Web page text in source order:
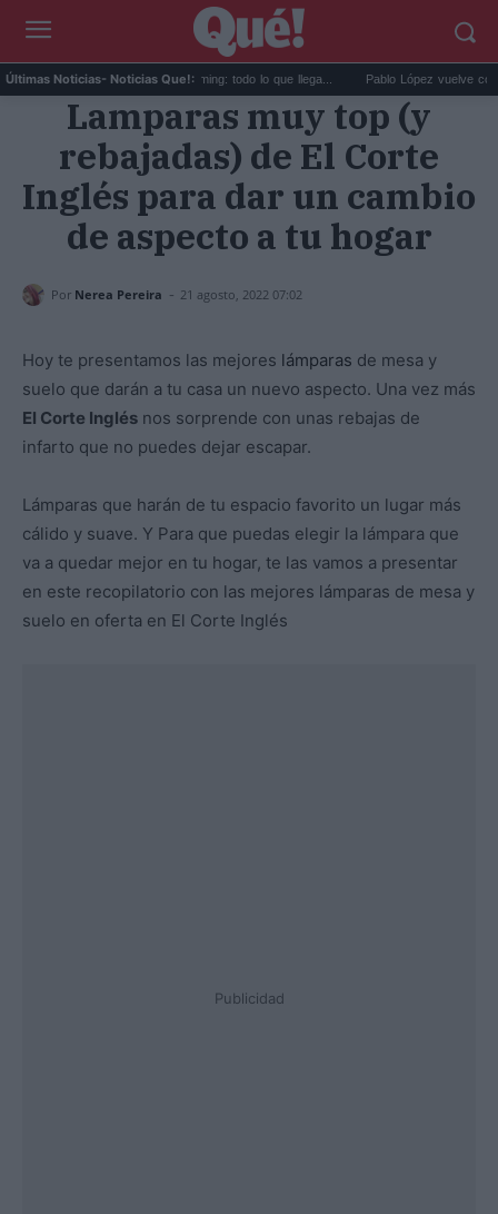
Últimas Noticias- Noticias Que!:
Estrenos de agosto en streaming: todo lo que llega... Pablo López vuelve con 'El
Lamparas muy top (y
rebajadas) de El Corte
Inglés para dar un cambio
de aspecto a tu hogar
Por Nerea Pereira - 21 agosto, 2022 07:02
Hoy te presentamos las mejores lámparas de mesa y
suelo que darán a tu casa un nuevo aspecto. Una vez más
El Corte Inglés nos sorprende con unas rebajas de
infarto que no puedes dejar escapar.
Lámparas que harán de tu espacio favorito un lugar más
cálido y suave. Y Para que puedas elegir la lámpara que
va a quedar mejor en tu hogar, te las vamos a presentar
en este recopilatorio con las mejores lámparas de mesa y
suelo en oferta en El Corte Inglés
Publicidad